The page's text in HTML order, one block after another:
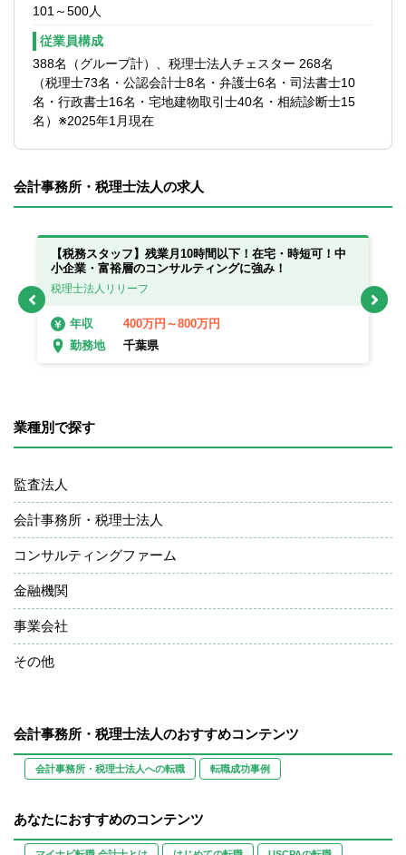
101～500人
従業員構成
388名（グループ計）、税理士法人チェスター 268名
（税理士73名・公認会計士8名・弁護士6名・司法書士10
名・行政書士16名・宅地建物取引士40名・相続診断士15
名）※2025年1月現在
会計事務所・税理士法人の求人
【税務スタッフ】残業月10時間以下！在宅・時短可！中
小企業・富裕層のコンサルティングに強み！
税理士法人リリーフ
年収
400万円～800万円
勤務地
千葉県
業種別で探す
監査法人
会計事務所・税理士法人
コンサルティングファーム
金融機関
事業会社
その他
会計事務所・税理士法人のおすすめコンテンツ
会計事務所・税理士法人への転職 転職成功事例
あなたにおすすめのコンテンツ